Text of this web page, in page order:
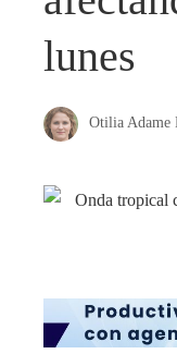
lunes
Otilia Adame